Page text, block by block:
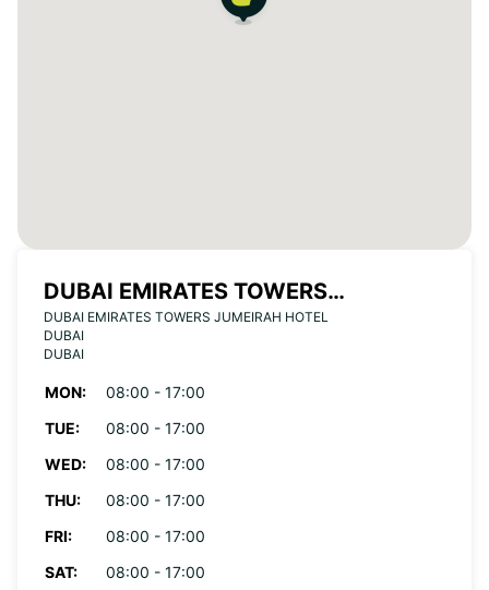
DUBAI EMIRATES TOWERS
JUMEIRAH HOTEL
DUBAI EMIRATES TOWERS JUMEIRAH HOTEL
DUBAI
DUBAI
MON:
08:00 - 17:00
TUE:
08:00 - 17:00
WED:
08:00 - 17:00
THU:
08:00 - 17:00
FRI:
08:00 - 17:00
SAT:
08:00 - 17:00